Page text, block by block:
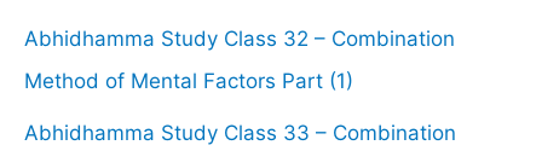
Abhidhamma Study Class 32 – Combination
Method of Mental Factors Part (1)
Abhidhamma Study Class 33 – Combination